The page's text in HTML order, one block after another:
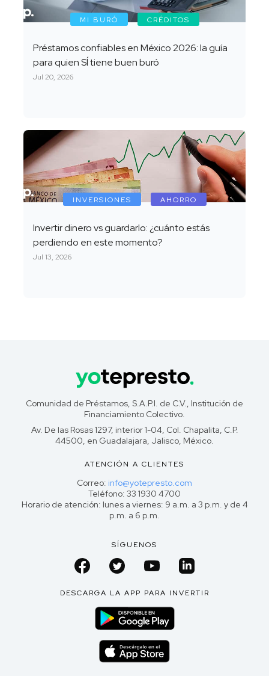
MI BURÓ CRÉDITOS
Préstamos confiables en México 2026: la guía
para quien SÍ tiene buen buró
Jul 20, 2026
INVERSIONES AHORRO
Invertir dinero vs guardarlo: ¿cuánto estás
perdiendo en este momento?
Jul 13, 2026
Comunidad de Préstamos, S.A.P.I. de C.V., Institución de
Financiamiento Colectivo.
Av. De las Rosas 1297, interior 1-04, Col. Chapalita, C.P.
44500, en Guadalajara, Jalisco, México.
ATENCIÓN A CLIENTES
Correo: info@yotepresto.com
Teléfono: 33 1930 4700
Horario de atención: lunes a viernes: 9 a.m. a 3 p.m. y de 4
p.m. a 6 p.m.
SÍGUENOS
DESCARGA LA APP PARA INVERTIR